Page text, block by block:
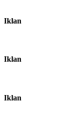
Iklan
Iklan
Iklan